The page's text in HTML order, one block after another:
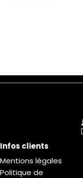
Infos clients
Mentions légales
Politique de